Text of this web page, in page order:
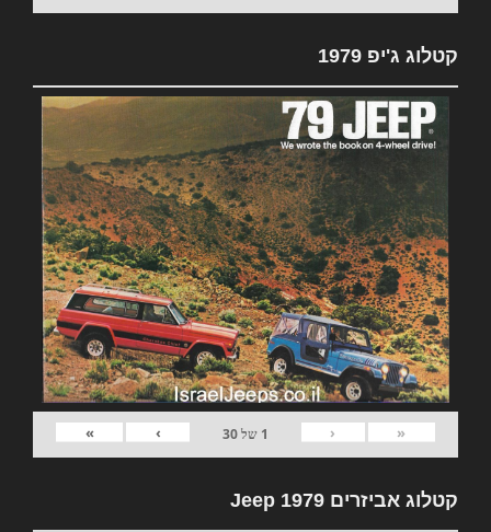
קטלוג ג'יפ 1979
«
‹
1 של30
›
»
קטלוג אביזרים 1979 Jeep